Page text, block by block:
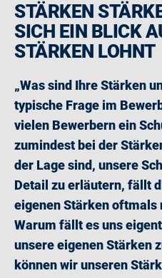
STÄRKEN
SICH EIN BLICK
STÄRKEN LOHNT
„Was sind Ihre Stärken
typische Frage im
vielen Bewerbern ein
zumindest bei der
der Lage sind, unsere
Detail zu erläutern, fällt
eigenen Stärken oftmals
Warum fällt es uns
unsere eigenen Stärken
können wir unseren